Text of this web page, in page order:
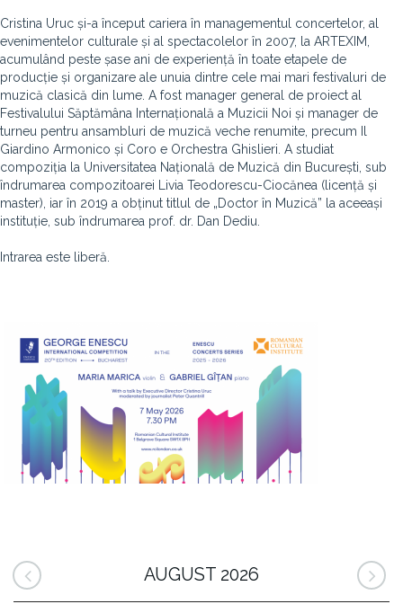
Cristina Uruc și-a început cariera în managementul concertelor, al
evenimentelor culturale și al spectacolelor în 2007, la ARTEXIM,
acumulând peste șase ani de experiență în toate etapele de
producție și organizare ale unuia dintre cele mai mari festivaluri de
muzică clasică din lume. A fost manager general de proiect al
Festivalului Săptămâna Internațională a Muzicii Noi și manager de
turneu pentru ansambluri de muzică veche renumite, precum Il
Giardino Armonico și Coro e Orchestra Ghislieri. A studiat
compoziția la Universitatea Națională de Muzică din București, sub
îndrumarea compozitoarei Livia Teodorescu-Ciocănea (licență și
master), iar în 2019 a obținut titlul de „Doctor în Muzică” la aceeași
instituție, sub îndrumarea prof. dr. Dan Dediu.
Intrarea este liberă.
AUGUST 2026